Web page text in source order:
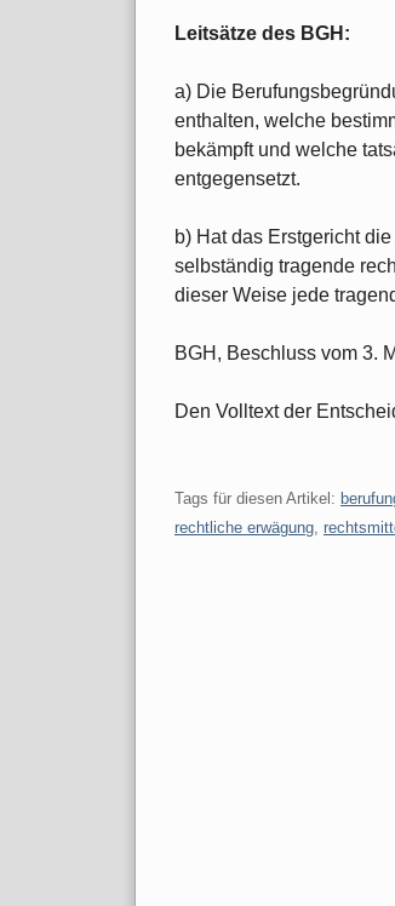
Leitsätze des BGH:
a) Die
enthalten, welche
bekämpft und welche
entgegensetzt.
b) Hat das Erstgericht
selbständig tragende
dieser Weise jede
BGH, Beschluss vom 3.
Den Volltext der
Tags für diesen Artikel:
rechtliche erwägung